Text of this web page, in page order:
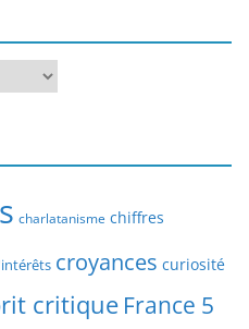
charlatanisme chiffres
croyances curiosité
critique France 5